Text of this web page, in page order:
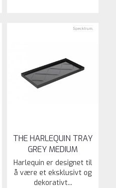
THE HARLEQUIN TRAY
GREY MEDIUM
Harlequin er designet til
å være et eksklusivt og
dekorativt...